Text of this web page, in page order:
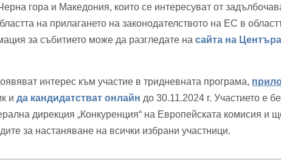
гора и Македония, които се интересуват от
на прилагането на законодателството на ЕС в
за събитието може да разгледате насайта на
интерес към участие в тридневната програма,
ида кандидатстват онлайн до 30.11.2024 г. Участието е
дирекция „Конкуренция“ на Европейската комисия и
за настаняване на всички избрани участници.